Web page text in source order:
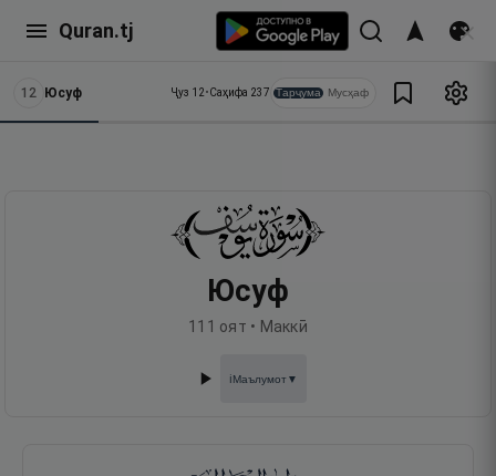
Quran.tj
12 Юсуф Ҷуз 12•Саҳифа 237 Тарҷума Мусҳаф
Юсуф
111 оят • Маккӣ
ℹ️Маълумот▼